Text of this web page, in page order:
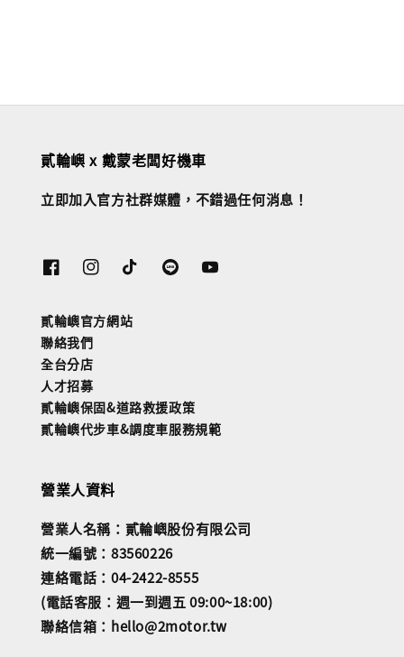
貳輪嶼 x 戴蒙老闆好機車
立即加入官方社群媒體，不錯過任何消息！
貳輪嶼官方網站
聯絡我們
全台分店
人才招募
貳輪嶼保固&道路救援政策
貳輪嶼代步車&調度車服務規範
營業人資料
營業人名稱：貳輪嶼股份有限公司
統一編號：83560226
連絡電話：04-2422-8555
(電話客服：週一到週五 09:00~18:00)
聯絡信箱：hello@2motor.tw